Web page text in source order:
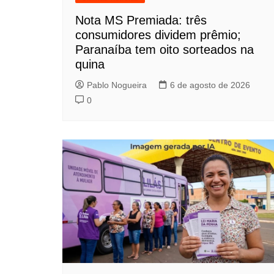
Nota MS Premiada: três
consumidores dividem prêmio;
Paranaíba tem oito sorteados na
quina
Pablo Nogueira
6 de agosto de 2026
0